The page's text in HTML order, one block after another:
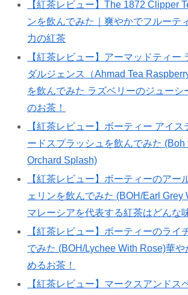
【紅茶レビュー】The 1872 Clipper
ンを飲んでみた｜爽やかでフルーテ
力の紅茶
【紅茶レビュー】アーマッドティー
ダルジェンス（Ahmad Tea
を飲んでみた ラズベリーのジューシ
のお茶！
【紅茶レビュー】ボーティー アイス
ードスプラッシュを飲んでみた (Boh
Orchard Splash)
【紅茶レビュー】ボーティーのアー
ェリンを飲んでみた (BOH/Earl Grey
マレーシアを代表する紅茶はどんな
【紅茶レビュー】ボーティーのライ
でみた (BOH/Lychee With Rose)華や
めるお茶！
【紅茶レビュー】マークスアンドス